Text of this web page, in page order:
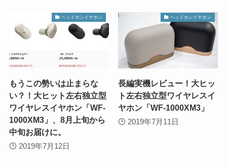
ヘッドホンイヤホン
もうこの勢いは止まらな
い？！大ヒット左右独立型
ワイヤレスイヤホン「WF-
1000XM3」、8月上旬から
中旬お届けに。
2019年7月12日
ヘッドホンイヤホン
長編実機レビュー！大ヒッ
ト左右独立型ワイヤレスイ
ヤホン「WF-1000XM3」
2019年7月11日